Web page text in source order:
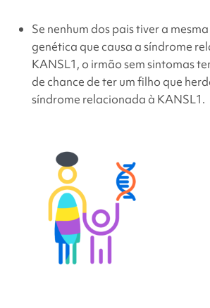
Se nenhum dos pais tiver a
genética que causa a síndrome
KANSL1, o irmão sem sintomas
de chance de ter um filho que
síndrome relacionada à KANSL1.